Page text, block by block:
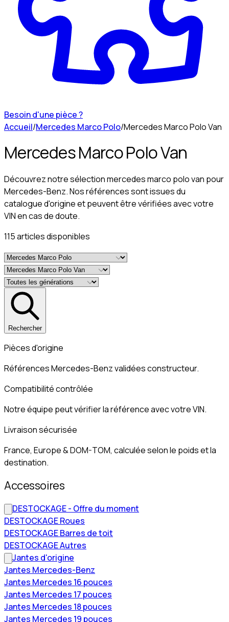
Besoin d'une pièce ?
Accueil/Mercedes Marco Polo/Mercedes Marco Polo Van
Mercedes Marco Polo Van
Découvrez notre sélection mercedes marco polo van pour
Mercedes-Benz. Nos références sont issues du
catalogue d'origine et peuvent être vérifiées avec votre
VIN en cas de doute.
115articlesdisponibles
Rechercher
Pièces d'origine
Références Mercedes-Benz validées constructeur.
Compatibilité contrôlée
Notre équipe peut vérifier la référence avec votre VIN.
Livraison sécurisée
France, Europe & DOM-TOM, calculée selon le poids et la
destination.
Accessoires
DESTOCKAGE - Offre du moment
DESTOCKAGE Roues
DESTOCKAGE Barres de toit
DESTOCKAGE Autres
Jantes d'origine
Jantes Mercedes-Benz
Jantes Mercedes 16 pouces
Jantes Mercedes 17 pouces
Jantes Mercedes 18 pouces
Jantes Mercedes 19 pouces